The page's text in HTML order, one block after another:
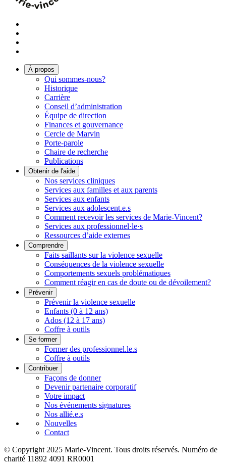
À propos
Qui sommes-nous?
Historique
Carrière
Conseil d’administration
Équipe de direction
Finances et gouvernance
Cercle de Marvin
Porte-parole
Chaire de recherche
Publications
Obtenir de l'aide
Nos services cliniques
Services aux familles et aux parents
Services aux enfants
Services aux adolescent.e.s
Comment recevoir les services de Marie-Vincent?
Services aux professionnel·le·s
Ressources d’aide externes
Comprendre
Faits saillants sur la violence sexuelle
Conséquences de la violence sexuelle
Comportements sexuels problématiques
Comment réagir en cas de doute ou de dévoilement?
Prévenir
Prévenir la violence sexuelle
Enfants (0 à 12 ans)
Ados (12 à 17 ans)
Coffre à outils
Se former
Former des professionnel.le.s
Coffre à outils
Contribuer
Façons de donner
Devenir partenaire corporatif
Votre impact
Nos événements signatures
Nos allié.e.s
Nouvelles
Contact
© Copyright 2025 Marie-Vincent. Tous droits réservés. Numéro de
charité 11892 4091 RR0001